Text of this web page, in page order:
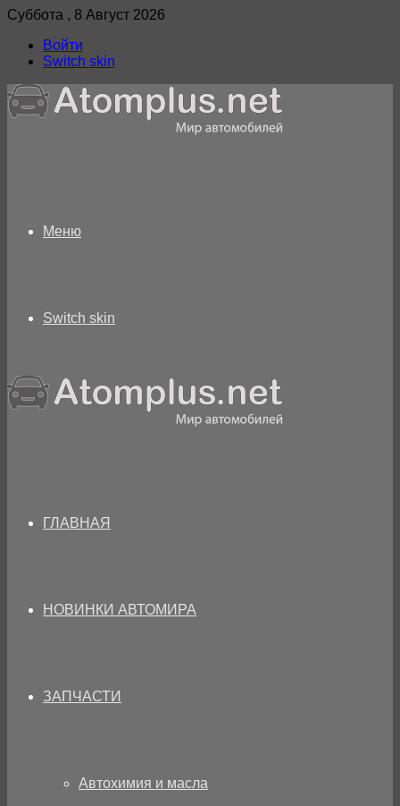
Суббота , 8 Август 2026
Войти
Switch skin
Меню
Switch skin
ГЛАВНАЯ
НОВИНКИ АВТОМИРА
ЗАПЧАСТИ
Автохимия и масла